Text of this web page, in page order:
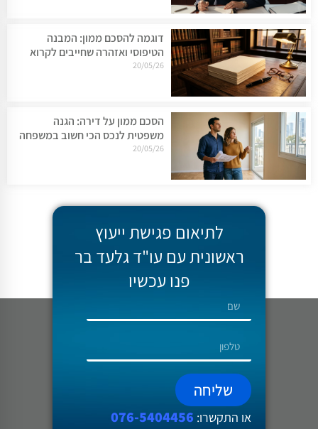
דוגמה להסכם ממון: המבנה
הטיפוסי ואזהרה שחייבים לקרוא
20/05/26
הסכם ממון על דירה: הגנה
משפטית לנכס הכי חשוב במשפחה
20/05/26
לתיאום פגישת ייעוץ
ראשונית עם עו"ד גלעד בר
פנו עכשיו
שליחה
או התקשרו: